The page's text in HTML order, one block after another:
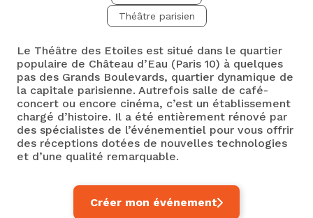
Théâtre parisien
Le Théâtre des Etoiles est situé dans le quartier
populaire de Château d’Eau (Paris 10) à quelques
pas des Grands Boulevards, quartier dynamique de
la capitale parisienne. Autrefois salle de café-
concert ou encore cinéma, c’est un établissement
chargé d’histoire. Il a été entièrement rénové par
des spécialistes de l’événementiel pour vous offrir
des réceptions dotées de nouvelles technologies
et d’une qualité remarquable.
Créer mon événement